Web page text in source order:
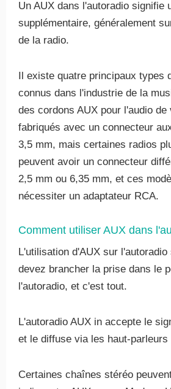
Un AUX dans l'autoradio signifie
supplémentaire, généralement
de la radio.
Il existe quatre principaux types
connus dans l'industrie de la
des cordons AUX pour l'audio de
fabriqués avec un connecteur
3,5 mm, mais certaines radios
peuvent avoir un connecteur
2,5 mm ou 6,35 mm, et ces
nécessiter un adaptateur RCA.
Comment utiliser AUX dans
L'utilisation d'AUX sur
devez brancher la prise dans le
l'autoradio, et c'est tout.
L'autoradio AUX in accepte le
et le diffuse via les haut-parleurs
Certaines chaînes stéréo